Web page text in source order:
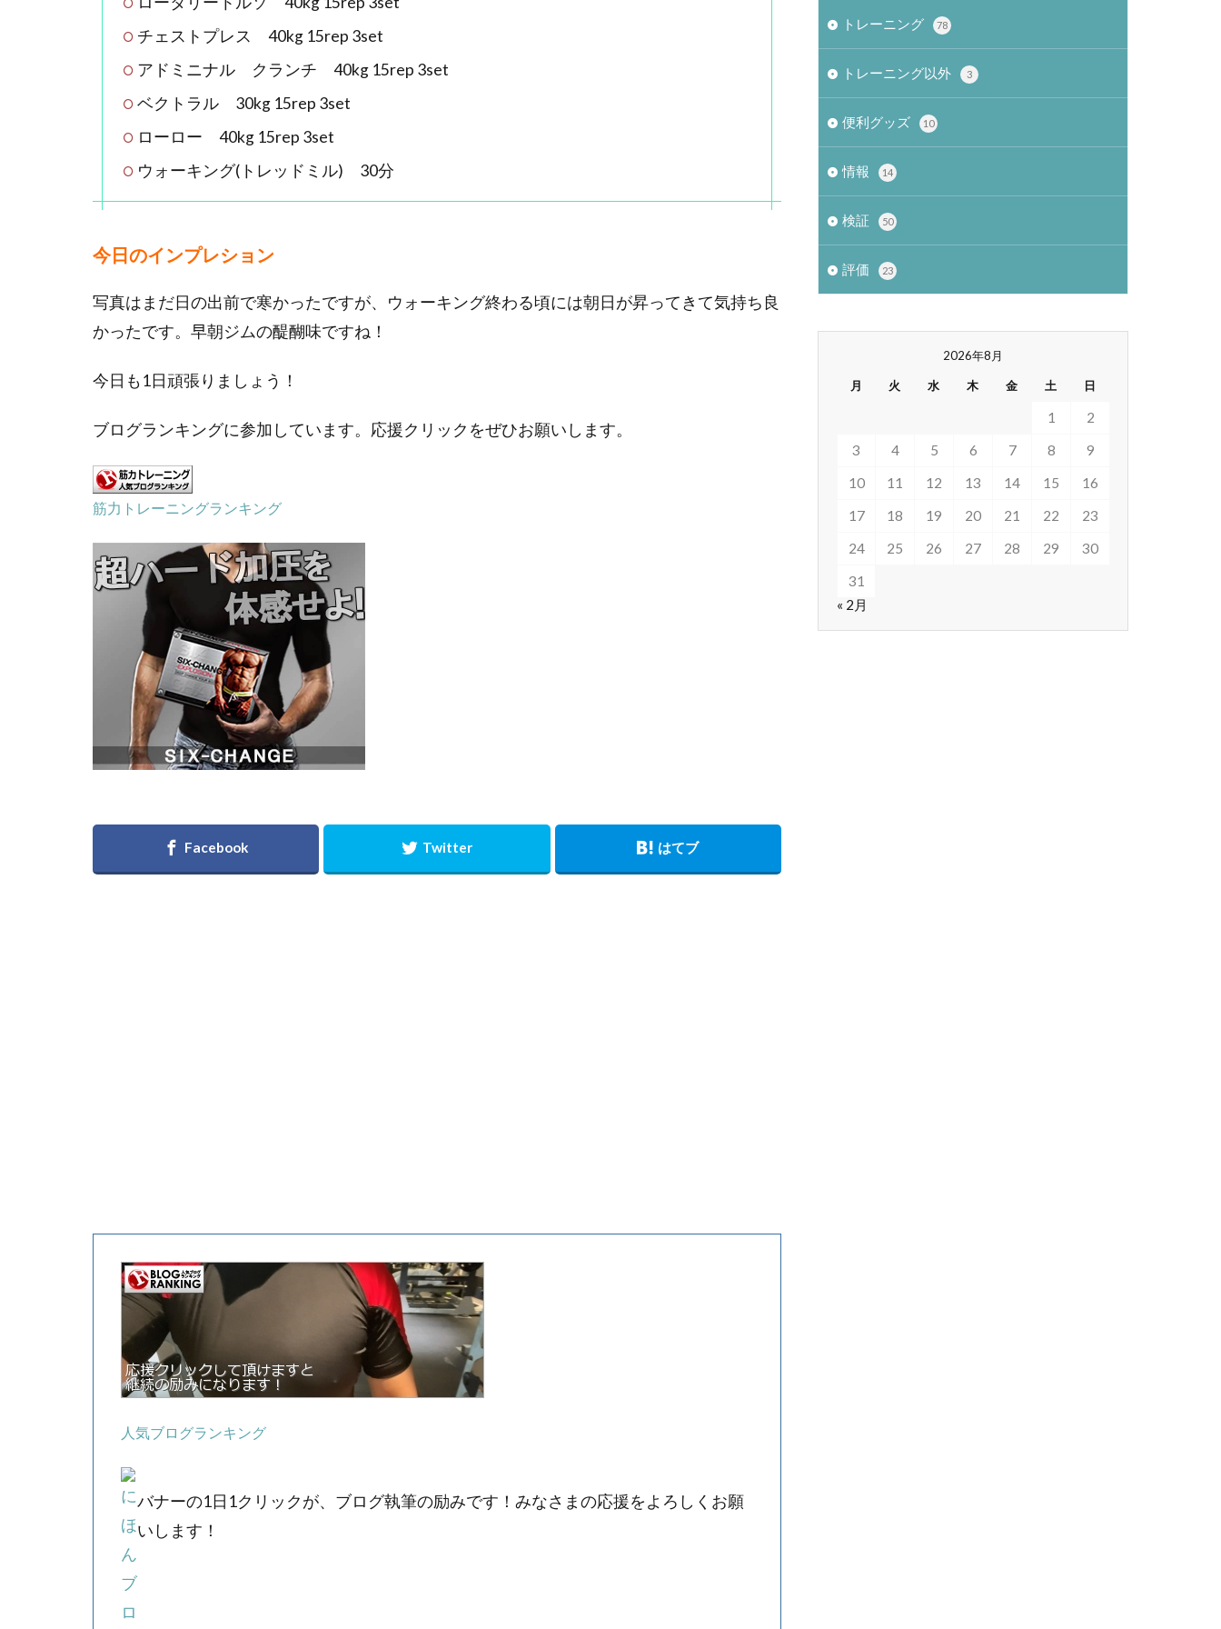
チェストプレス 40kg 15rep 3set
アドミニナル クランチ 40kg 15rep 3set
ベクトラル 30kg 15rep 3set
ローロー 40kg 15rep 3set
ウォーキング(トレッドミル) 30分
今日のインプレション
写真はまだ日の出前で寒かったですが、ウォーキング終わる頃には朝日が昇ってきて気持ち良
かったです。早朝ジムの醍醐味ですね！
今日も1日頑張りましょう！
ブログランキングに参加しています。応援クリックをぜひお願いします。
筋力トレーニングランキング
人気ブログランキング
バナーの1日1クリックが、ブログ執筆の励みです！みなさまの応援をよろしくお願
いします！
トレーニング 78
トレーニング以外 3
便利グッズ 10
情報 14
検証 50
評価 23
2026年8月
月 火 水 木 金 土 日
1
2
3
4 5 6 7 8
9
10
11 12 13 14 15
16
17
18 19 20 21 22
23
24
25 26 27 28 29
30
31
« 2月